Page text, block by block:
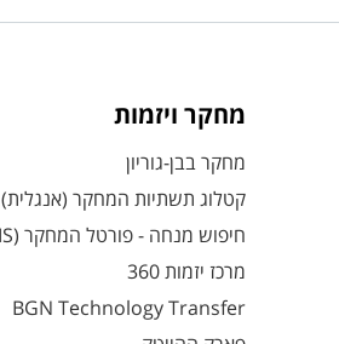
מחקר ויזמות
מחקר בבן-גוריון
קטלוג תשתיות המחקר (אנגלית)
חיפוש מנחה - פורטל המחקר (CRIS)
מרכז יזמות 360
BGN Technology Transfer